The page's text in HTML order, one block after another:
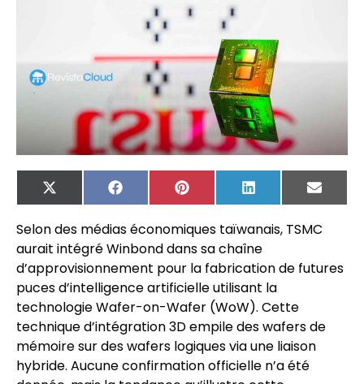
X
(Twitter)
FacebookPinterest LinkedIn
Email
Selon des médias économiques taïwanais, TSMC
aurait intégré Winbond dans sa chaîne
d’approvisionnement pour la fabrication de futures
puces d’intelligence artificielle utilisant la
technologie Wafer-on-Wafer (WoW). Cette
technique d’intégration 3D empile des wafers de
mémoire sur des wafers logiques via une liaison
hybride. Aucune confirmation officielle n’a été